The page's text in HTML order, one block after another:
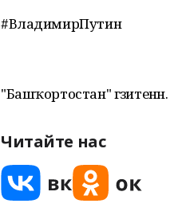
#ВладимирПутин
"Башҡортостан" гәзитенән.
Читайте нас